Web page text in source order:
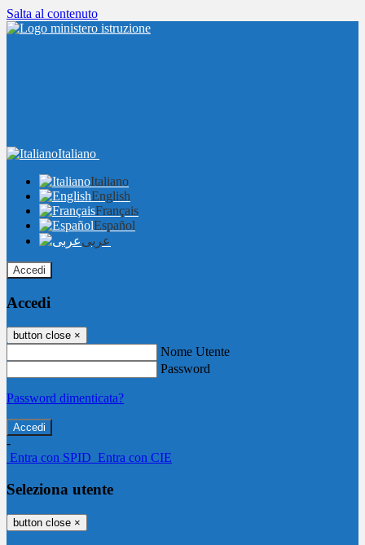
Salta al contenuto
Italiano
Italiano
English
Français
Español
عربى
Accedi
Accedi
button close ×
Nome Utente
Password
Password dimenticata?
-
Entra con SPID Entra con CIE
Seleziona utente
button close ×